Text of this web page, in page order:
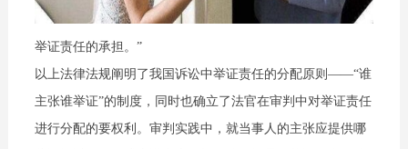
举证责任的承担。”
以上法律法规阐明了我国诉讼中举证责任的分配原则——“谁
主张谁举证”的制度，同时也确立了法官在审判中对举证责任
进行分配的要权利。审判实践中，就当事人的主张应提供哪